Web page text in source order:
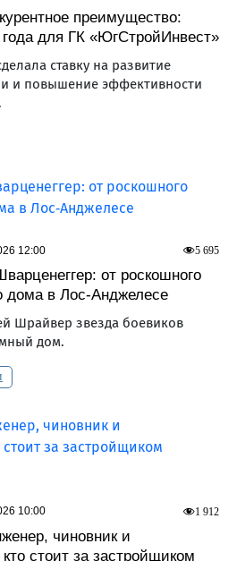
преимущество:
года для ГК «ЮгСтройИнвест»
ставку на развитие
и повышение эффективности
от роскошного
дома в Лос‑Анджелесе
Шрайвер звезда боевиков
дом.
5 695
12:00
чиновник и
стоит за застройщиком
1 912
10:00